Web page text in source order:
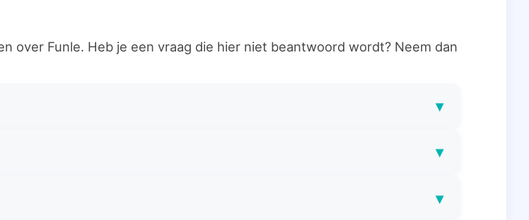
over Funle. Heb je een vraag die hier niet beantwoord wordt? Neem dan
▾
▾
▾